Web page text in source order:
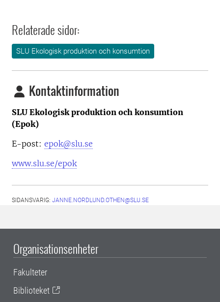
Relaterade sidor:
SLU Ekologisk produktion och konsumtion
Kontaktinformation
SLU Ekologisk produktion och konsumtion
(Epok)
E-post: epok@slu.se
www.slu.se/epok
SIDANSVARIG: JANNE.NORDLUND.OTHEN@SLU.SE
Organisationsenheter
Fakulteter
Biblioteket